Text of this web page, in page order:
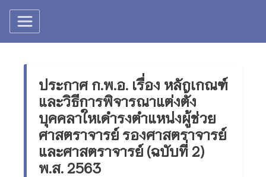
ประกาศ ก.พ.อ. เรื่อง หลักเกณฑ์
และวิธีการพิจารณาแต่งตั้ง
บุคคลาใหเดำรงตำแหน่งผู้ช่วย
ศาสตราจารย์ รองศาสตราจารย์
และศาสตราจารย์ (ฉบับที่ 2)
พ.ส. 2563